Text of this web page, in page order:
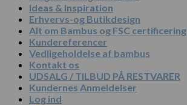
Ideas & Inspiration
Erhvervs-og Butikdesign
Alt om Bambus og FSC certificering
Kundereferencer
Vedligeholdelse af bambus
Kontakt os
UDSALG / TILBUD PÅ RESTVARER
Kundernes Anmeldelser
Log ind